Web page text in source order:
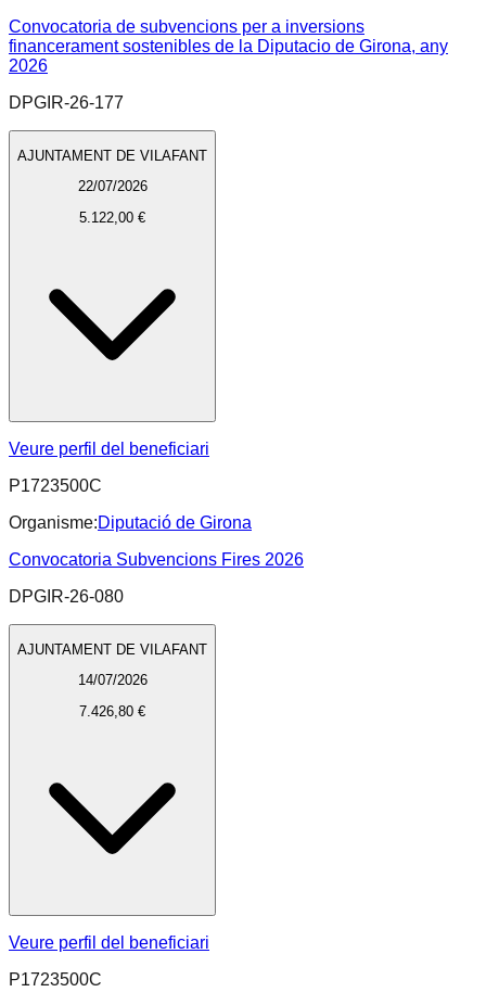
Convocatoria de subvencions per a inversions
financerament sostenibles de la Diputacio de Girona, any
2026
DPGIR-26-177
AJUNTAMENT DE VILAFANT
22/07/2026
5.122,00 €
Veure perfil del beneficiari
P1723500C
Organisme:Diputació de Girona
Convocatoria Subvencions Fires 2026
DPGIR-26-080
AJUNTAMENT DE VILAFANT
14/07/2026
7.426,80 €
Veure perfil del beneficiari
P1723500C